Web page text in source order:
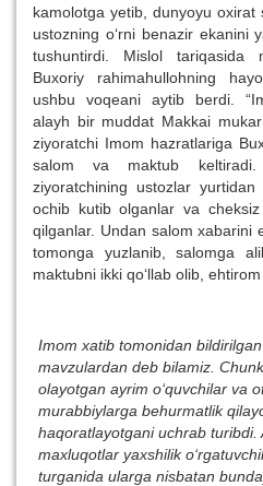
kamolotga yetib, dunyoyu oxirat
ustozning o‘rni benazir ekanini
tushuntirdi. Mislol tariqasida
Buxoriy rahimahullohning
ushbu voqeani aytib berdi.
alayh bir muddat Makkai
ziyoratchi Imom hazratlariga
salom va maktub
ziyoratchining ustozlar
ochib kutib olganlar va
qilganlar. Undan salom xabarini
tomonga yuzlanib, salomga
maktubni ikki qo‘llab olib,
Imom xatib tomonidan
mavzulardan deb bilamiz.
olayotgan ayrim o‘quvchilar va
murabbiylarga behurmatlik
haqoratlayotgani uchrab turibdi.
maxluqotlar yaxshilik
turganida ularga nisbatan